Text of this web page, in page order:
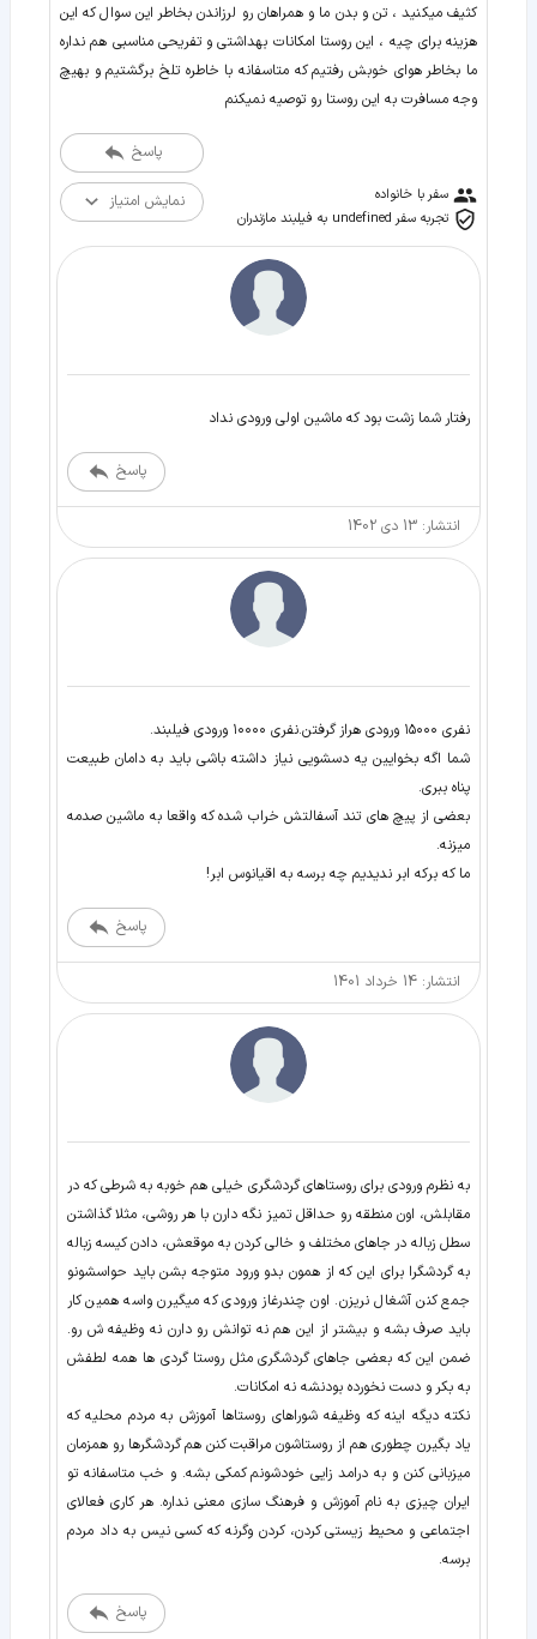
کثیف میکنید ، تن و بدن ما و همراهان رو لرزاندن بخاطر این سوال که این
هزینه برای چیه ، این روستا امکانات بهداشتی و تفریحی مناسبی هم نداره
ما بخاطر هوای خوبش رفتیم که متاسفانه با خاطره تلخ برگشتیم و بهیچ
وجه مسافرت به این روستا رو توصیه نمیکنم
سفر با خانواده
تجربه سفر undefined به فیلبند مازندران
پاسخ
نمایش امتیاز
رفتار شما زشت بود که ماشین اولی ورودی نداد
پاسخ
انتشار: 13 دی 1402
شما اگه بخوایین یه دسشویی نیاز داشته باشی باید به دامان طبیعت
بعضی از پیچ های تند آسفالتش خراب شده که واقعا به ماشین صدمه
ما که برکه ابر ندیدیم چه برسه به اقیانوس ابر!
پاسخ
انتشار: 14 خرداد 1401
به نظرم ورودی برای روستاهای گردشگری خیلی هم خوبه به شرطی که در
مقابلش، اون منطقه رو حداقل تمیز نگه دارن با هر روشی، مثلا گذاشتن
سطل زباله در جاهای مختلف و خالی کردن به موقعش، دادن کیسه زباله
به گردشگرا برای این که از همون بدو ورود متوجه بشن باید حواسشونو
جمع کنن آشغال نریزن. اون چندرغاز ورودی که میگیرن واسه همین کار
باید صرف بشه و بیشتر از این هم نه توانش رو دارن نه وظیفه ش رو.
ضمن این که بعضی جاهای گردشگری مثل روستا گردی ها همه لطفش
نکته دیگه اینه که وظیفه شوراهای روستاها آموزش به مردم محلیه که
یاد بگیرن چطوری هم از روستاشون مراقبت کنن هم گردشگرها رو همزمان
میزبانی کنن و به درامد زایی خودشونم کمکی بشه. و خب متاسفانه تو
ایران چیزی به نام آموزش و فرهنگ سازی معنی نداره. هر کاری فعالای
اجتماعی و محیط زیستی کردن، کردن وگرنه که کسی نیس به داد مردم
برسه.
پاسخ